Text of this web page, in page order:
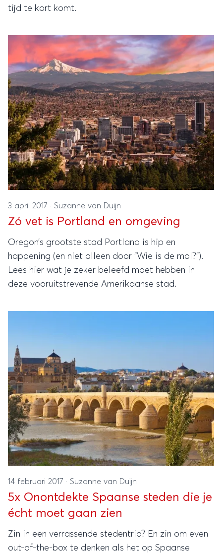
tijd te kort komt.
3 april 2017 · Suzanne van Duijn
Zó vet is Portland en omgeving
Oregon’s grootste stad Portland is hip en
happening (en niet alleen door "Wie is de mol?").
Lees hier wat je zeker beleefd moet hebben in
deze vooruitstrevende Amerikaanse stad.
14 februari 2017 · Suzanne van Duijn
5x Onontdekte Spaanse steden die je
écht moet gaan zien
Zin in een verrassende stedentrip? En zin om even
out-of-the-box te denken als het op Spaanse